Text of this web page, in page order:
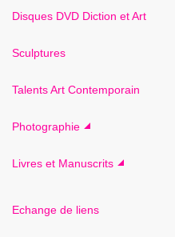
Disques DVD Diction et Art
Sculptures
Talents Art Contemporain
Photographie
Livres et Manuscrits
Echange de liens